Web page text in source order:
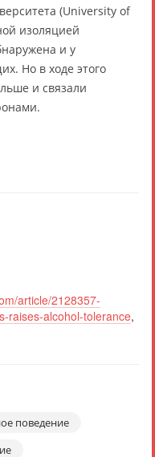
(University of
изоляцией
и у
Но в ходе этого
и связали
article/2128357-
raises-alcohol-tolerance,
поведение